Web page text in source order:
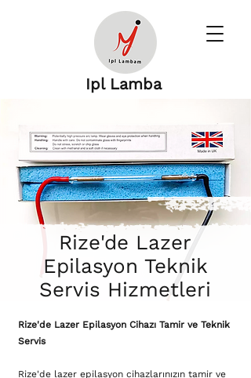
Ipl Lamba
Rize'de Lazer
Epilasyon Teknik
Servis Hizmetleri
Rize'de Lazer Epilasyon Cihazı Tamir ve Teknik
Servis
Rize'de lazer epilasyon cihazlarınızın tamir ve